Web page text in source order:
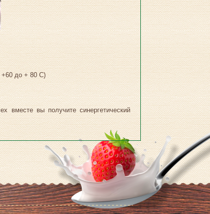
+60 до + 80 С)
вместе вы получите синергетический